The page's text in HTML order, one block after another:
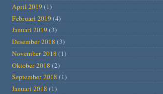
April 2019(1)
Februari 2019(4)
Januari 2019(3)
Desember 2018 (3)
November 2018 (1)
Oktober 2018 (2)
September 2018 (1)
Januari 2018 (1)